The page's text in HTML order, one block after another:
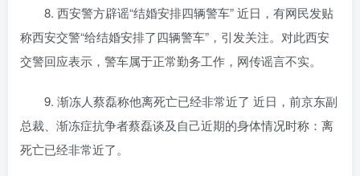
8. 西安警方辟谣“结婚安排四辆警车” 近日，有网民发贴
称西安交警“给结婚安排了四辆警车”，引发关注。对此西安
交警回应表示，警车属于正常勤务工作，网传谣言不实。
9. 渐冻人蔡磊称他离死亡已经非常近了 近日，前京东副
总裁、渐冻症抗争者蔡磊谈及自己近期的身体情况时称：离
死亡已经非常近了。